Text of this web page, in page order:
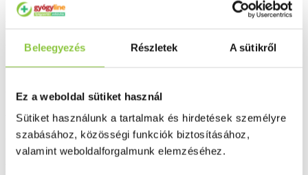
Beleegyezés Részletek A sütikről
Ez a weboldal sütiket használ
Sütiket használunk a tartalmak és hirdetések személyre
szabásához, közösségi funkciók biztosításához,
valamint weboldalforgalmunk elemzéséhez.
- izomláz,
- megerőltetés,
- görcs,
- reuma,
- lumbágó,
- menstruációs panasz.
A párnát helyezzük forró vízbe 8-10 percre, vagy 1 percre